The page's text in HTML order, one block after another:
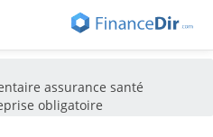
assurance santé
obligatoire